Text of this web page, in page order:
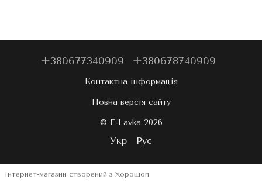
+380677340909 +380678740909
Контактна інформація
Повна версія сайту
© E-Lavka 2026
Укр Рус
Інтернет-магазин створений з Хорошоп